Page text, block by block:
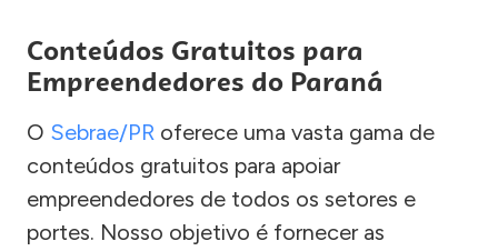
Conteúdos Gratuitos para
Empreendedores do Paraná
O Sebrae/PR oferece uma vasta gama de
conteúdos gratuitos para apoiar
empreendedores de todos os setores e
portes. Nosso objetivo é fornecer as